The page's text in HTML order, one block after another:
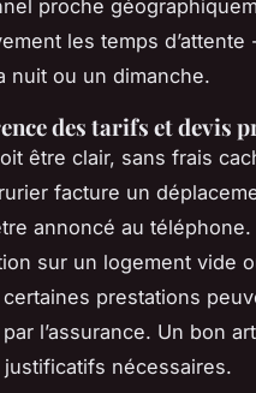
proche
les temps d’attente
nuit ou un dimanche.
des tarifs et devis
être clair, sans frais
facture un
annoncé au téléphone.
sur un logement vide
prestations
l’assurance. Un bon
nécessaires.